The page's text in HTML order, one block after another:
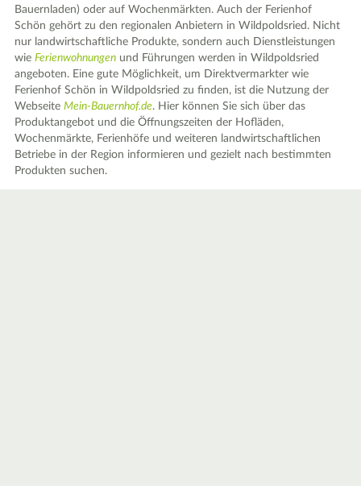
Bauernladen) oder auf Wochenmärkten. Auch der Ferienhof
Schön gehört zu den regionalen Anbietern in Wildpoldsried. Nicht
nur landwirtschaftliche Produkte, sondern auch Dienstleistungen
wieFerienwohnungen und Führungen werden in Wildpoldsried
angeboten. Eine gute Möglichkeit, um Direktvermarkter wie
Ferienhof Schön in Wildpoldsried zu finden, ist die Nutzung der
WebseiteMein-Bauernhof.de. Hier können Sie sich über das
Produktangebot und die Öffnungszeiten der Hofläden,
Wochenmärkte, Ferienhöfe und weiteren landwirtschaftlichen
Betriebe in der Region informieren und gezielt nach bestimmten
Produkten suchen.